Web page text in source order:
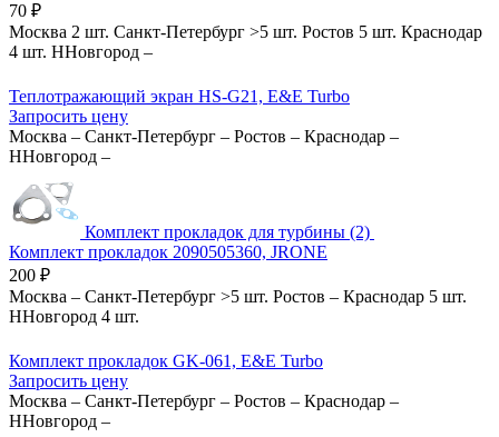
70 ₽
Москва 2 шт. Санкт-Петербург >5 шт. Ростов 5 шт. Краснодар
4 шт. ННовгород –
Теплотражающий экран HS-G21, E&E Turbo
Запросить цену
Москва – Санкт-Петербург – Ростов – Краснодар –
ННовгород –
Комплект прокладок для турбины (2)
Комплект прокладок 2090505360, JRONE
200 ₽
Москва – Санкт-Петербург >5 шт. Ростов – Краснодар 5 шт.
ННовгород 4 шт.
Комплект прокладок GK-061, E&E Turbo
Запросить цену
Москва – Санкт-Петербург – Ростов – Краснодар –
ННовгород –